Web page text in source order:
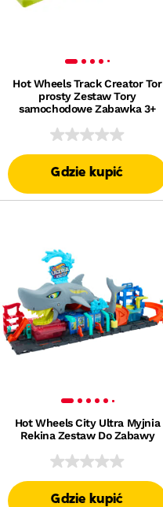
Hot Wheels Track Creator Tor
prosty Zestaw Tory
samochodowe Zabawka 3+
Gdzie kupić
Hot Wheels City Ultra Myjnia
Rekina Zestaw Do Zabawy
Gdzie kupić